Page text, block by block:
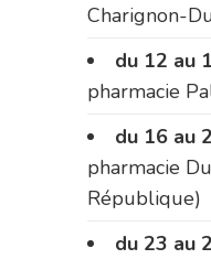
Charignon-
du 12 au
pharmacie
du 16 au
pharmacie
République)
du 23 au